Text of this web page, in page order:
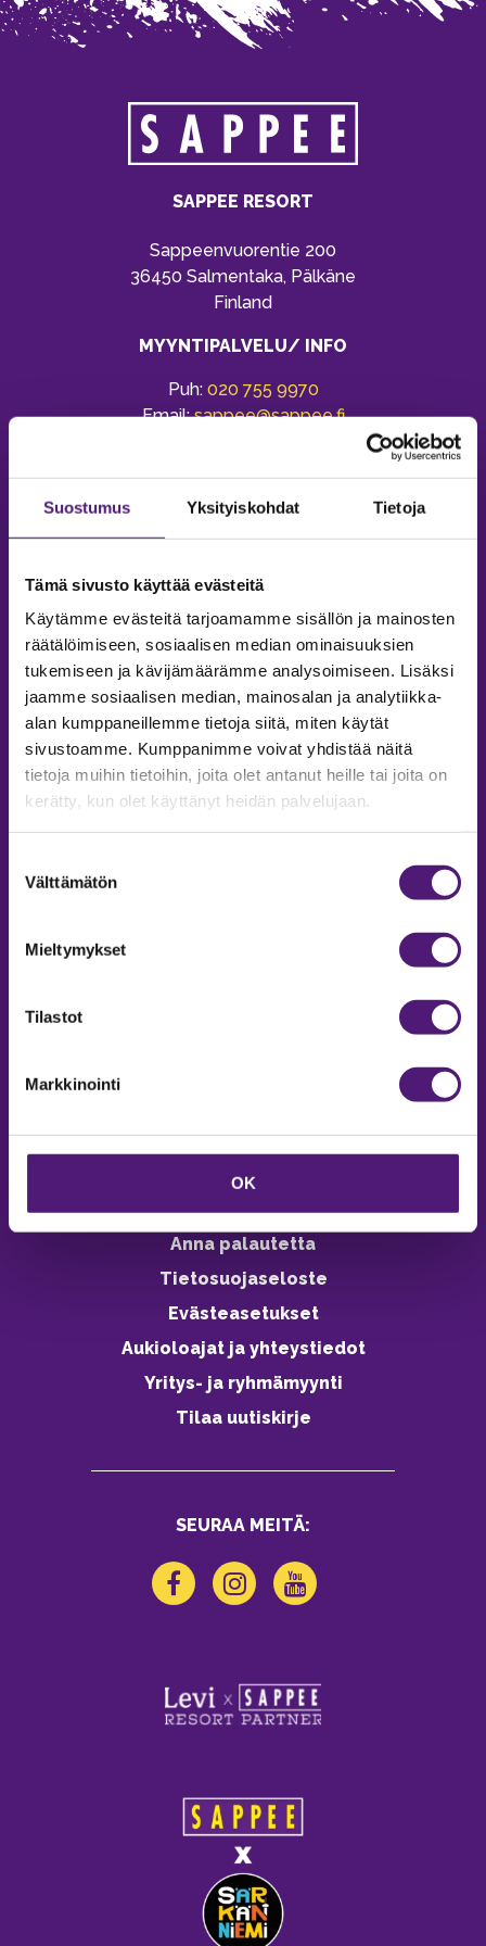
Suostumus Yksityiskohdat Tietoja
Tämä sivusto käyttää evästeitä
Käytämme evästeitä tarjoamamme sisällön ja mainosten
räätälöimiseen, sosiaalisen median ominaisuuksien
tukemiseen ja kävijämäärämme analysoimiseen. Lisäksi
jaamme sosiaalisen median, mainosalan ja analytiikka-
alan kumppaneillemme tietoja siitä, miten käytät
sivustoamme. Kumppanimme voivat yhdistää näitä
tietoja muihin tietoihin, joita olet antanut heille tai joita on
kerätty, kun olet käyttänyt heidän palvelujaan.
valinta
Välttämätön
Mieltymykset
Tilastot
Markkinointi
OK
SAPPEE RESORT
Sappeenvuorentie 200
36450 Salmentaka, Pälkäne
Finland
MYYNTIPALVELU/ INFO
Puh: 020 755 9970
Email:sappee@sappee.fi
MAJOITUS
Tiedustelut & Varaukset
Vastuullisuus
Ympäristöohjelma
Avoimet työpaikat
Anna palautetta
Tietosuojaseloste
Evästeasetukset
Aukioloajat ja yhteystiedot
Yritys- ja ryhmämyynti
Tilaa uutiskirje
SEURAA MEITÄ: